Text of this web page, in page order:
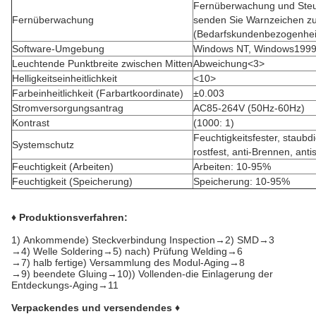
Fernüberwachung
Fernüberwachung und
senden Sie Warnzeichen
Software-Umgebung
Windows NT,
Leuchtende Punktbreite zwischen MittenAbweichung<3>
Helligkeitseinheitlichkeit
<10>
Farbeinheitlichkeit (Farbartkoordinate)
±0.003
Stromversorgungsantrag
AC85-264V (50Hz-60Hz)
Kontrast
(1000: 1)
Systemschutz
Feuchtigkeitsfester,
rostfest, anti-Brennen,
Feuchtigkeit (Arbeiten)
Arbeiten: 10-95%
Feuchtigkeit (Speicherung)
Speicherung: 10-95%
♦ Produktionsverfahren:
1) Ankommende) Steckverbindung Inspection→2) SMD→3
→4) Welle Soldering→5) nach) Prüfung Welding→6
→7) halb fertige) Versammlung des Modul-Aging→8
→9) beendete Gluing→10)) Vollenden-die Einlagerung der
Entdeckungs-Aging→11
Verpackendes und versendendes ♦